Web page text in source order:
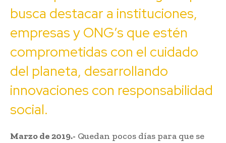
busca destacar a instituciones,
empresas y ONG’s que estén
comprometidas con el cuidado
del planeta, desarrollando
innovaciones con responsabilidad
social.
Marzo de 2019.- Quedan pocos días para que se